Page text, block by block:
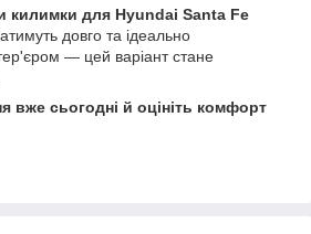
килимки для Hyundai Santa Fe
довго та ідеально
— цей варіант стане
вже сьогодні й оцініть комфорт